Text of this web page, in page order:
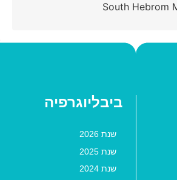
South Hebrom
ביבליוגרפיה
שנת 2026
שנת 2025
שנת 2024